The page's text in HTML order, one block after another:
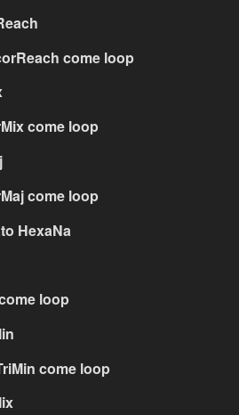
come loop
come loop
come loop
HexaNa
loop
come loop